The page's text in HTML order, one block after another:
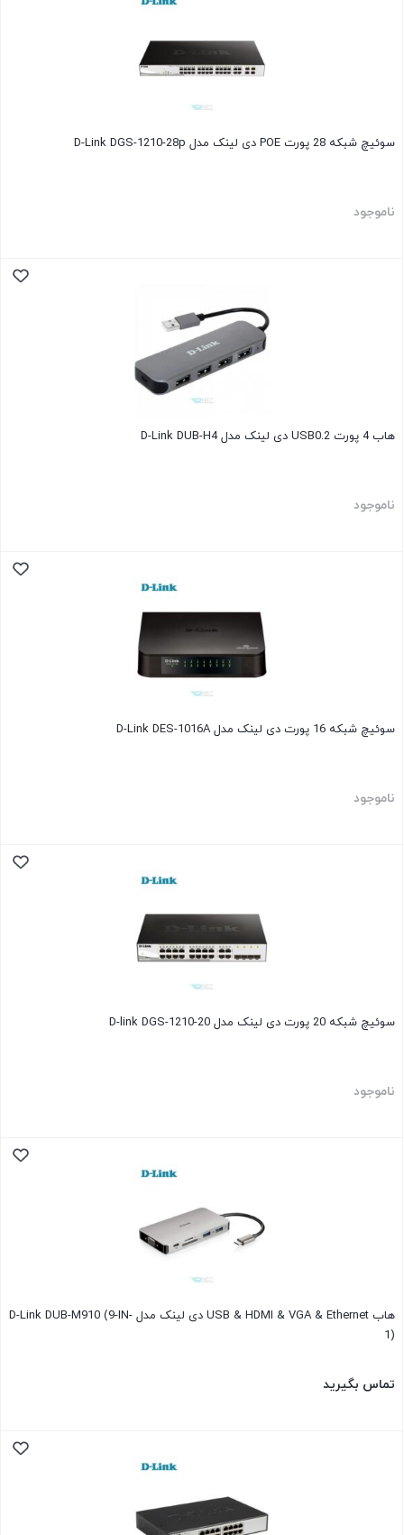
سوئیچ شبکه 28 پورت POE دی لینک مدل D-Link DGS-1210-28p
ناموجود
هاب 4 پورت USB0.2 دی لینک مدل D-Link DUB-H4
ناموجود
سوئیچ شبکه 16 پورت دی لینک مدل D-Link DES-1016A
ناموجود
سوئیچ شبکه 20 پورت دی لینک مدل D-link DGS-1210-20
ناموجود
هاب USB & HDMI & VGA & Ethernet دی لینک مدل D-Link DUB-M910 (9-IN-
1)
تماس بگیرید